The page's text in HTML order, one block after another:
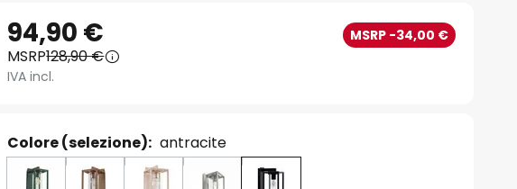
94,90 € MSRP -34,00 €
MSRP128,90 €
IVA incl.
Colore (selezione): antracite